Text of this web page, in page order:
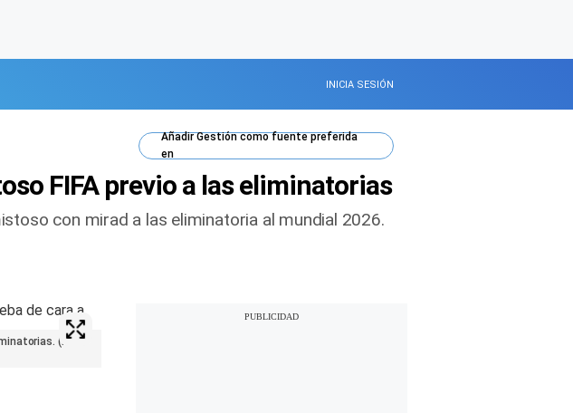
INICIA SESIÓN
AñadirGestióncomo fuente preferida
en
FIFA previo a las eliminatorias
con mirad a las eliminatoria al mundial 2026.
(Foto: